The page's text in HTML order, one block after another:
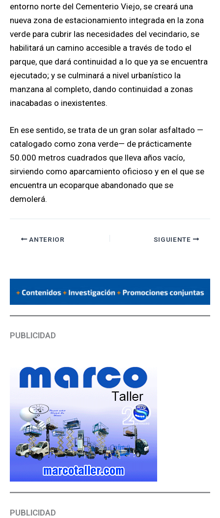
entorno norte del Cementerio Viejo, se creará una
nueva zona de estacionamiento integrada en la zona
verde para cubrir las necesidades del vecindario, se
habilitará un camino accesible a través de todo el
parque, que dará continuidad a lo que ya se encuentra
ejecutado; y se culminará a nivel urbanístico la
manzana al completo, dando continuidad a zonas
inacabadas o inexistentes.
En ese sentido, se trata de un gran solar asfaltado —
catalogado como zona verde— de prácticamente
50.000 metros cuadrados que lleva años vacío,
sirviendo como aparcamiento oficioso y en el que se
encuentra un ecoparque abandonado que se
demolerá.
ANTERIOR SIGUIENTE
PUBLICIDAD
PUBLICIDAD